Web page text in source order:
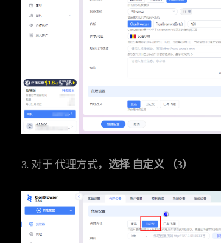
3. 对于 代理方式，选择 自定义 （3）